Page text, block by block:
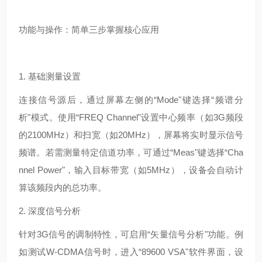
功能与操作：简单三步掌握核心应用
1. 基础测量设置
连接信号源后，通过屏幕左侧的“Mode"键选择“频谱分
析"模式。使用“FREQ Channel"设置中心频率（如3G频段
的2100MHz）和扫宽（如20MHz），屏幕将实时显示信号
频谱。若需测量特定信道功率，可通过“Meas"键选择“Cha
nnel Power"，输入目标带宽（如5MHz），设备会自动计
算该频段内的总功率。
2. 深度信号分析
针对3G信号的调制特性，可启用“矢量信号分析"功能。例
如测试W-CDMA信号时，进入“89600 VSA"软件界面，设